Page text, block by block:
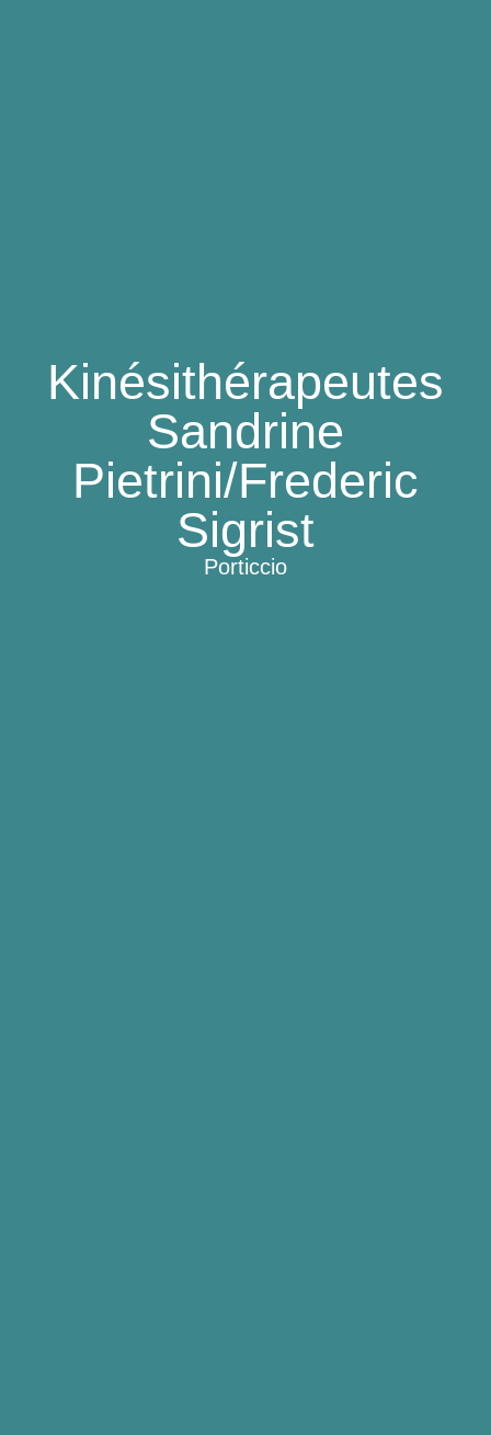
Kinésithérapeutes
Sandrine
Pietrini/Frederic
Sigrist
Porticcio